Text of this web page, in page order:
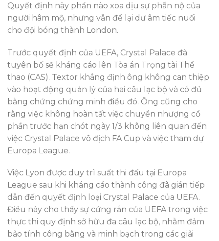
Quyết định này phần nào xoa dịu sự phẫn nộ của
người hâm mộ, nhưng vẫn để lại dư âm tiếc nuối
cho đội bóng thành London.
Trước quyết định của UEFA, Crystal Palace đã
tuyên bố sẽ kháng cáo lên Tòa án Trọng tài Thể
thao (CAS). Textor khẳng định ông không can thiệp
vào hoạt động quản lý của hai câu lạc bộ và có đủ
bằng chứng chứng minh điều đó. Ông cũng cho
rằng việc không hoàn tất việc chuyển nhượng cổ
phần trước hạn chót ngày 1/3 không liên quan đến
việc Crystal Palace vô địch FA Cup và việc tham dự
Europa League.
Việc Lyon được duy trì suất thi đấu tại Europa
League sau khi kháng cáo thành công đã gián tiếp
dẫn đến quyết định loại Crystal Palace của UEFA.
Điều này cho thấy sự cứng rắn của UEFA trong việc
thực thi quy định sở hữu đa câu lạc bộ, nhằm đảm
bảo tính công bằng và minh bạch trong các giải